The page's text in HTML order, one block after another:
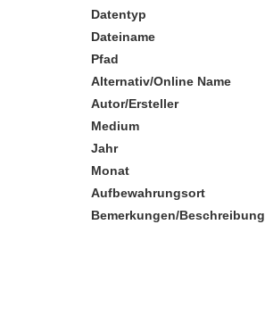
Datentyp
Dateiname
Pfad
Alternativ/Online Name
Autor/Ersteller
Medium
Jahr
Monat
Aufbewahrungsort
Bemerkungen/Beschreibung